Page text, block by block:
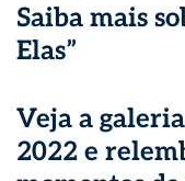
Saiba mais
Elas”
Veja a
2022 e